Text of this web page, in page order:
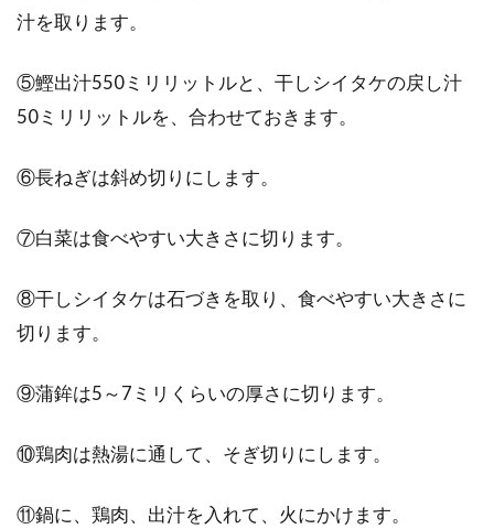
汁を取ります。
⑤鰹出汁550ミリリットルと、干しシイタケの戻し汁
50ミリリットルを、合わせておきます。
⑥長ねぎは斜め切りにします。
⑦白菜は食べやすい大きさに切ります。
⑧干しシイタケは石づきを取り、食べやすい大きさに
切ります。
⑨蒲鉾は5～7ミリくらいの厚さに切ります。
⑩鶏肉は熱湯に通して、そぎ切りにします。
⑪鍋に、鶏肉、出汁を入れて、火にかけます。